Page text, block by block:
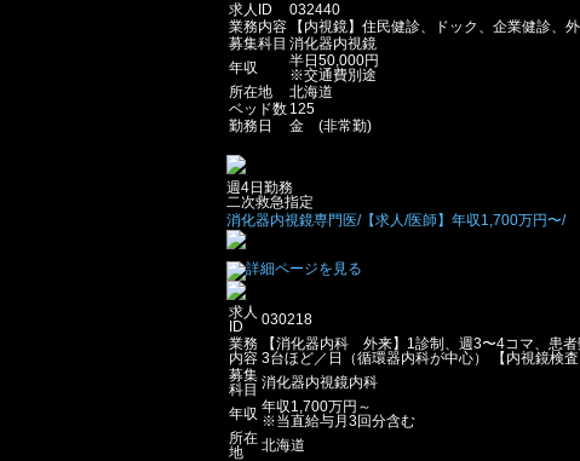
求人ID
032440
業務内容
【内視鏡】住民健診、ドック、企業健診、
募集科目 消化器内視鏡
年収
半日50,000円
※交通費別途
所在地
北海道
ベッド数 125
勤務日
金 (非常勤)
週4日勤務
二次救急指定
消化器内視鏡専門医/【求人/医師】年収1,700万円〜/
求人
ID
030218
業務
内容
【消化器内科 外来】1診制、週3〜4コマ、患
3台ほど／日（循環器内科が中心） 【内視鏡検
募集
科目 消化器内視鏡内科
年収 年収1,700万円～
※当直給与月3回分含む
所在
地
北海道